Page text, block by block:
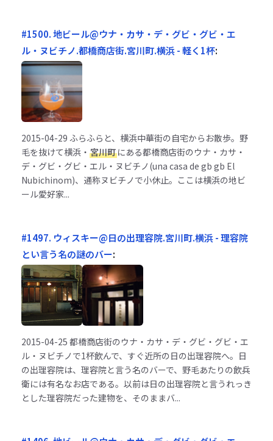
#1500. 地ビール@ウナ・カサ・デ・グビ・グビ・エ
ル・ヌビチノ.都橋商店街.宮川町.横浜 - 軽く1杯:
2015-04-29 ふらふらと、横浜中華街の自宅からお散歩。野
毛を抜けて横浜・ 宮川町にある都橋商店街のウナ・カサ・
デ・グビ・グビ・エル・ヌビチノ(una casa de gb gb El
Nubichinom)、通称ヌビチノで小休止。ここは横浜の地ビ
ール愛好家...
#1497. ウィスキー@日の出理容院.宮川町.横浜 - 理容院
とい言う名の謎のバー:
2015-04-25 都橋商店街のウナ・カサ・デ・グビ・グビ・エ
ル・ヌビチノで1杯飲んで、すぐ近所の日の出理容院へ。日
の出理容院は、理容院と言う名のバーで、野毛あたりの飲兵
衛には有名なお店である。以前は日の出理容院と言うれっき
とした理容院だった建物を、そのままバ...